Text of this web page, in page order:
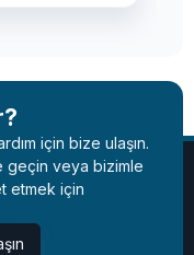
için bize ulaşın.
geçin veya bizimle
etmek için